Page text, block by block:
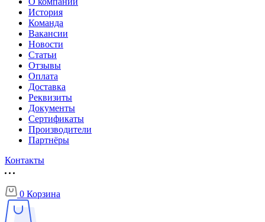
История
Команда
Вакансии
Новости
Статьи
Отзывы
Оплата
Доставка
Реквизиты
Документы
Сертификаты
Производители
Партнёры
Контакты
0 Корзина